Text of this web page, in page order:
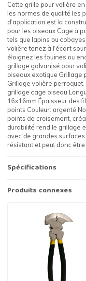
Cette grille pour volière
les normes de qualité les
d'application est la
pour les oiseaux Cage à
tels que lapins ou
volière tenez à l'écart
éloignez les fouines ou
grillage galvanisé pour
oiseaux exotique Grillage
Grillage volière
grillage cage oiseau
16x16mm Épaisseur des
points Couleur: argenté
points de croisement,
durabilité rend le grillage
avec de grandes
résistant et peut donc
Spécifications
Produits connexes